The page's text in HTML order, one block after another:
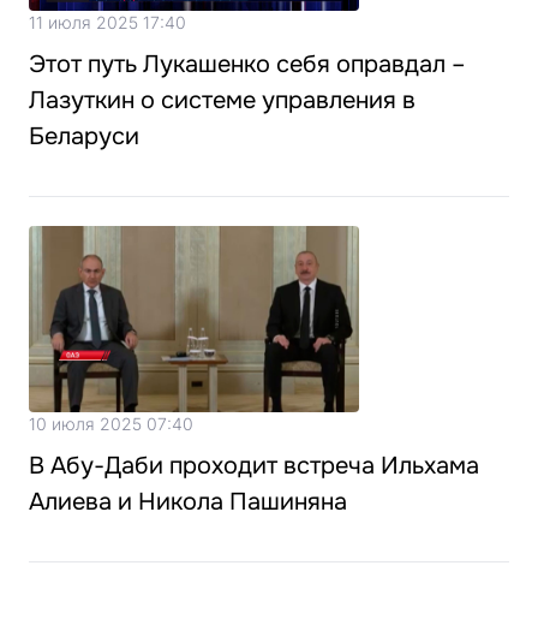
11 июля 2025 17:40
Этот путь Лукашенко себя оправдал –
Лазуткин о системе управления в
Беларуси
10 июля 2025 07:40
В Абу-Даби проходит встреча Ильхама
Алиева и Никола Пашиняна